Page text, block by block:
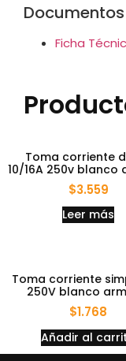
Documentos
Ficha
Toma corriente
10/16A 250v blanco
$3.559
Leer más
Toma corriente
250V blanco
$1.768
Añadir al